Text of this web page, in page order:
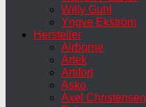
Willy Guhl
Yngve Ekström
Hersteller
Airborne
Artek
Artifort
Asko
Axel Christensen